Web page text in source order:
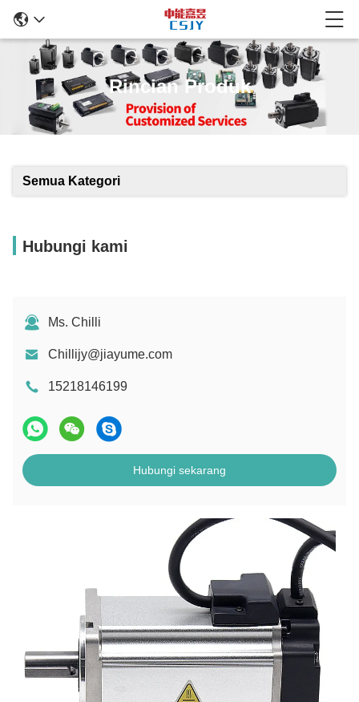
Rincian Produk
Semua Kategori
Hubungi kami
Ms. Chilli
Chillijy@jiayume.com
15218146199
Hubungi sekarang